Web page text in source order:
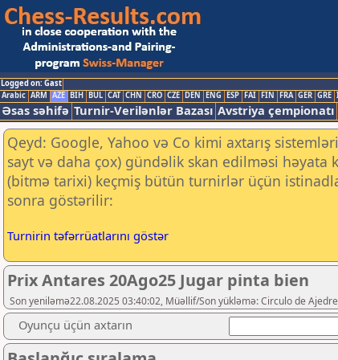
Logged on: Gast
Arabic ARM AZE BIH BUL CAT CHN CRO CZE DEN ENG ESP FAI FIN FRA GER GRE
Əsas səhifə Turnir-Verilənlər Bazası Avstriya çempionatı
Qeyd: Google, Yahoo və Co kimi axtarış
sayt və daha çox) gündəlik skan edilməsi
(bitmə tarixi) keçmiş bütün turnirlər üçün
sonra göstərilir:
Turnirin təfərrüatlarını göstər
Prix Antares 20Ago25 Jugar pinta bien
Son yeniləmə22.08.2025 03:40:02, Müəllif/Son yükləmə: Circulo de
Oyunçu üçün axtarın